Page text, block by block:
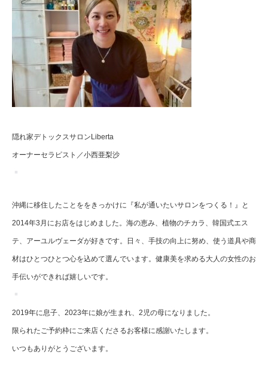
隠れ家デトックスサロンLiberta
オーナーセラピスト／小西亜梨沙
沖縄に移住したことををきっかけに『私が通いたいサロンをつくる！』と
2014年3月にお店をはじめました。海の恵み、植物のチカラ、韓国式エス
テ、アーユルヴェーダが好きです。日々、手技の向上に努め、使う道具や商
材はひとつひとつ心を込めて選んでいます。健康美を求める大人の女性のお
手伝いができれば嬉しいです。
2019年に息子、2023年に娘が生まれ、2児の母になりました。
限られたご予約枠にご来店くださるお客様に感謝いたします。
いつもありがとうございます。